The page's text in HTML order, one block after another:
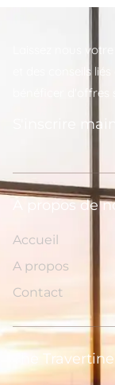
Laissez nous
et des conseils
bénéficer
S'inscrire
A propos de
Accueil
A propos
Contact
The Travertine